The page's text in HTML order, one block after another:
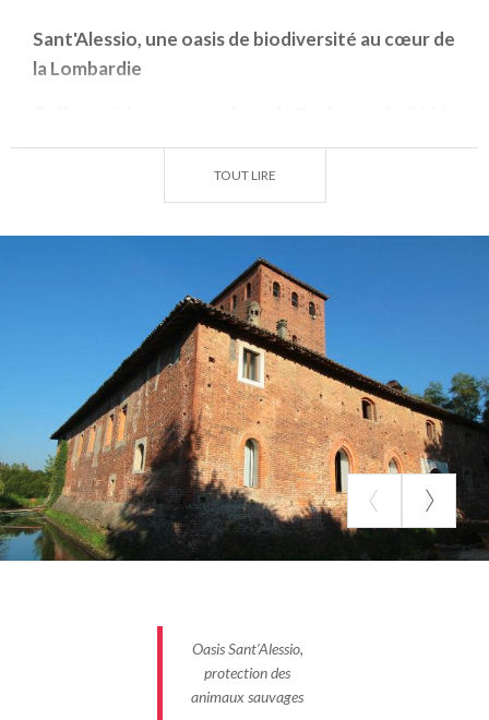
Sant'Alessio, une oasis de biodiversité au cœur de
la Lombardie
sauvegarde du patrimoine faunistique et à la
réintroduction des espèces sauvages en danger.
L'Oasis de Sant'Alessio joue un rôle fondamental
dans la protection et la conservation de la faune. La
constitue un environnement idéal
pour les oiseaux migrateurs, qui s’y réfugient
pendant leur transit. Le héron cendré, le martin-
pêcheur, la poule d'eau et d'autres espèces s’y
rafraîchissent et s’y abritent.
L'engagement de l'Oasis de Sant'Alessione se limite
pas aux oiseaux. Des efforts sont également
déployés pour encourager l'élevage et la
réintroduction d'espèces animales menacées, en
faveur de la conservation de la biodiversité. On
apprendre à respecter et à apprécier la valeur de la
biodiversité et la nécessité de la préserver pour les
TOUT LIRE
Oasis Sant’Alessio,
protection des
animaux sauvages